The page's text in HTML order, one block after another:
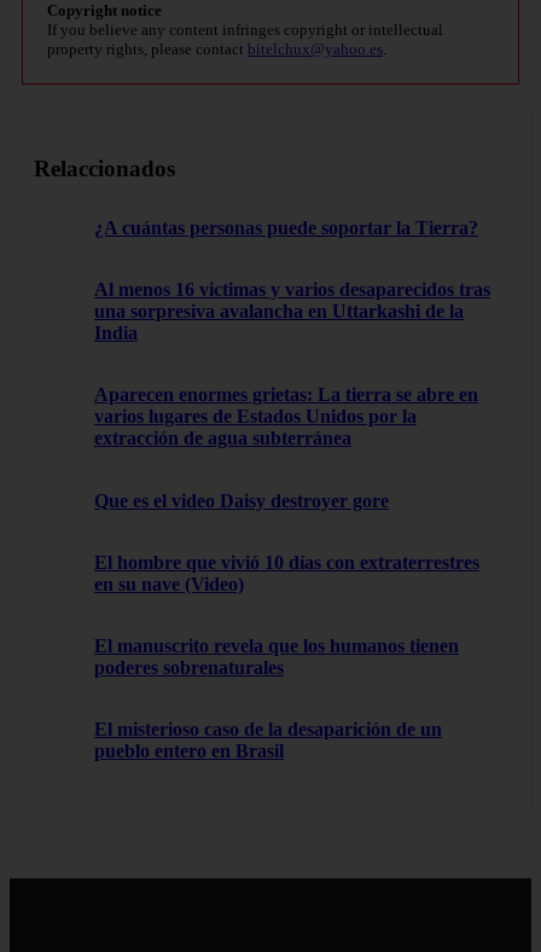
Copyright notice
If you believe any content infringes copyright or intellectual
property rights, please contact bitelchux@yahoo.es.
Relaccionados
¿A cuántas personas puede soportar la Tierra?
Al menos 16 victimas y varios desaparecidos tras
una sorpresiva avalancha en Uttarkashi de la
India
Aparecen enormes grietas: La tierra se abre en
varios lugares de Estados Unidos por la
extracción de agua subterránea
Que es el video Daisy destroyer gore
El hombre que vivió 10 días con extraterrestres
en su nave (Video)
El manuscrito revela que los humanos tienen
poderes sobrenaturales
El misterioso caso de la desaparición de un
pueblo entero en Brasil